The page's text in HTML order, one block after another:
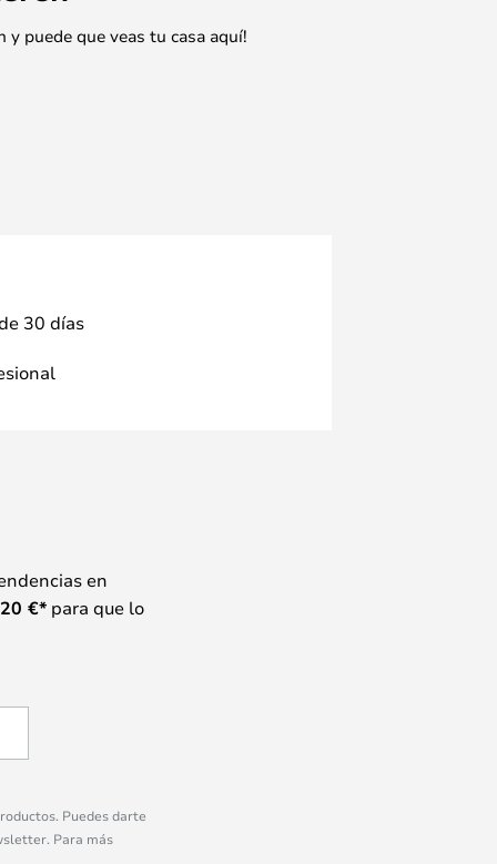
puede que veas tu casa aquí!
30 días
en
20 €*para que lo
Puedes darte
Para más